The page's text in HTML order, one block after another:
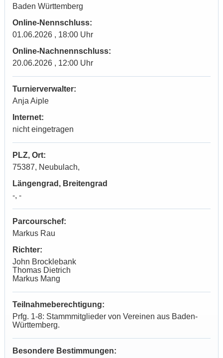
Baden Württemberg
Online-Nennschluss:
01.06.2026 , 18:00 Uhr
Online-Nachnennschluss:
20.06.2026 , 12:00 Uhr
Turnierverwalter:
Anja Aiple
Internet:
nicht eingetragen
PLZ, Ort:
75387, Neubulach,
Längengrad, Breitengrad
-, -
Parcourschef:
Markus Rau
Richter:
John Brocklebank
Thomas Dietrich
Markus Mang
Teilnahmeberechtigung:
Prfg. 1-8: Stammmitglieder von Vereinen aus Baden-
Württemberg.
Besondere Bestimmungen: